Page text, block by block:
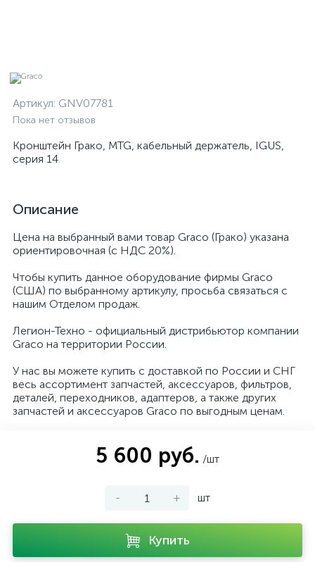
Артикул: GNV07781
Пока нет отзывов
Кронштейн Грако, MTG, кабельный держатель, IGUS,
серия 14
Описание
Цена на выбранный вами товар Graco (Грако) указана
ориентировочная (с НДС 20%).
Чтобы купить данное оборудование фирмы Graco
(США) по выбранному артикулу, просьба связаться с
нашим Отделом продаж.
Легион-Техно - официальный дистрибьютор компании
Graco на территории России.
У нас вы можете купить с доставкой по России и СНГ
весь ассортимент запчастей, аксессуаров, фильтров,
деталей, переходников, адаптеров, а также других
запчастей и аксессуаров Graco по выгодным ценам.
5 600 руб. /шт
- + шт
Купить